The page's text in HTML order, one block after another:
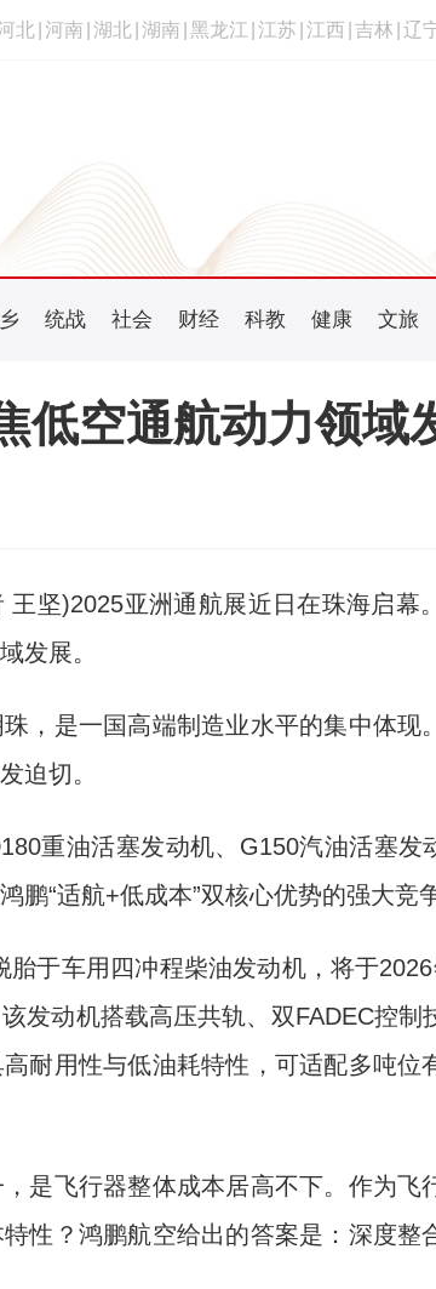
北 河南 湖北 湖南 黑龙江 江苏 江西 吉林 辽
统战 社会 财经 科教 健康 文旅
低空通航动力领域
)2025亚洲通航展近日在珠海启幕
发展。
是一国高端制造业水平的集中体现
迫切。
重油活塞发动机、G150汽油活塞发
“适航+低成本”双核心优势的强大竞
车用四冲程柴油发动机，将于2026
发动机搭载高压共轨、双FADEC控制
耐用性与低油耗特性，可适配多吨位
飞行器整体成本居高不下。作为飞
性？鸿鹏航空给出的答案是：深度整